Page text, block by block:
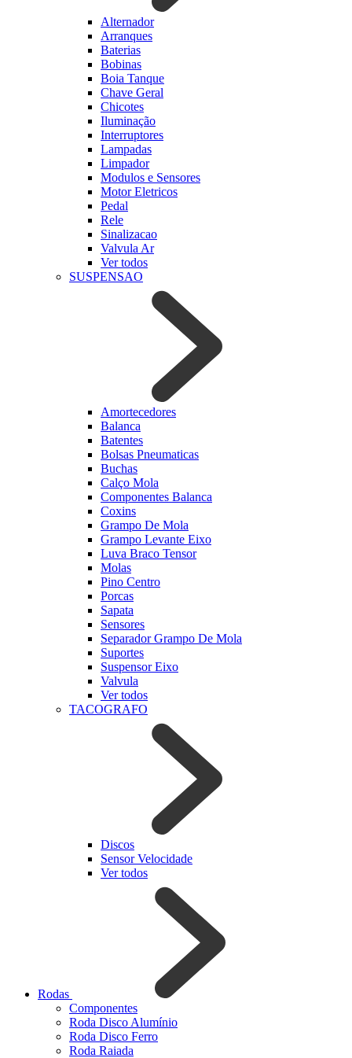
Alternador
Arranques
Baterias
Bobinas
Boia Tanque
Chave Geral
Chicotes
Iluminação
Interruptores
Lampadas
Limpador
Modulos e Sensores
Motor Eletricos
Pedal
Rele
Sinalizacao
Valvula Ar
Ver todos
SUSPENSAO
Amortecedores
Balanca
Batentes
Bolsas Pneumaticas
Buchas
Calço Mola
Componentes Balanca
Coxins
Grampo De Mola
Grampo Levante Eixo
Luva Braco Tensor
Molas
Pino Centro
Porcas
Sapata
Sensores
Separador Grampo De Mola
Suportes
Suspensor Eixo
Valvula
Ver todos
TACOGRAFO
Discos
Sensor Velocidade
Ver todos
Rodas
Componentes
Roda Disco Alumínio
Roda Disco Ferro
Roda Raiada